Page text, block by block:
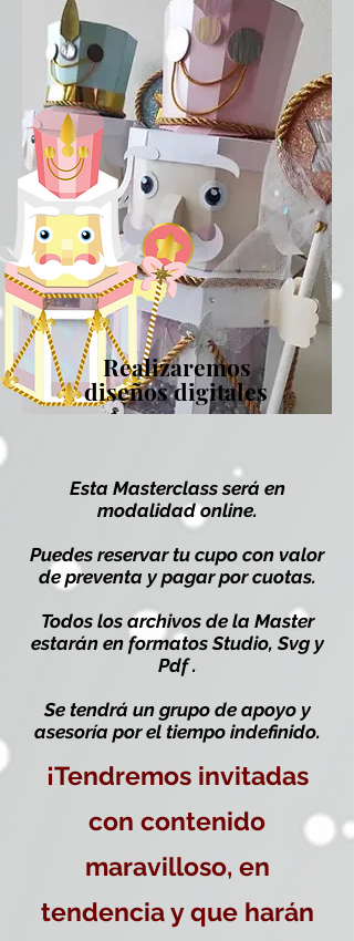
Realizaremos
diseños digitales
Esta Masterclass será en
modalidad online.
Puedes reservar tu cupo con valor
de preventa y pagar por cuotas.
Todos los archivos de la Master
estarán en formatos Studio, Svg y
Pdf .
Se tendrá un grupo de apoyo y
asesoría por el tiempo indefinido.
¡Tendremos invitadas
con contenido
maravilloso, en
tendencia y que harán